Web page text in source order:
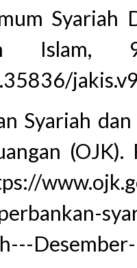
Syariah
Islam,
Syariah